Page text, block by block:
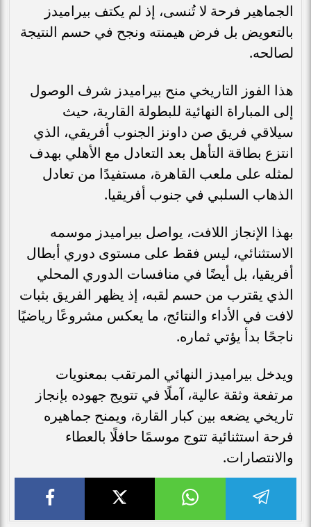
الجماهير فرحة لا تُنسى، إذ لم يكتف بيراميدز
بالتعويض بل فرض هيمنته ونجح في حسم النتيجة
لصالحه.
هذا الفوز التاريخي منح بيراميدز شرف الوصول
إلى المباراة النهائية للبطولة القارية، حيث
سيلاقي فريق صن داونز الجنوب أفريقي، الذي
انتزع بطاقة التأهل بعد التعادل مع الأهلي بهدف
لمثله على ملعب القاهرة، مستفيدًا من تعادل
الذهاب السلبي في جنوب أفريقيا.
بهذا الإنجاز اللافت، يواصل بيراميدز موسمه
الاستثنائي، ليس فقط على مستوى دوري أبطال
أفريقيا، بل أيضًا في منافسات الدوري المحلي
الذي يقترب من حسم لقبه، إذ يظهر الفريق بثبات
لافت في الأداء والنتائج، ما يعكس مشروعًا رياضيًا
ناجحًا بدأ يؤتي ثماره.
ويدخل بيراميدز النهائي المرتقب بمعنويات
مرتفعة وثقة عالية، آملًا في تتويج جهوده بإنجاز
تاريخي يضعه بين كبار القارة، ويمنح جماهيره
فرحة استثنائية تتوج موسمًا حافلًا بالعطاء
والانتصارات.